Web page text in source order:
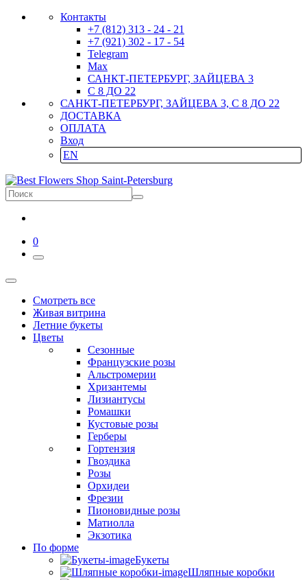
Контакты
+7 (812) 313 - 24 - 21
+7 (921) 302 - 17 - 54
Telegram
Max
САНКТ-ПЕТЕРБУРГ, ЗАЙЦЕВА 3
С 8 ДО 22
САНКТ-ПЕТЕРБУРГ, ЗАЙЦЕВА 3, С 8 ДО 22
ДОСТАВКА
ОПЛАТА
Вход
EN
0
Смотреть все
Живая витрина
Летние букеты
Цветы
Сезонные
Французские розы
Альстромерии
Хризантемы
Лизиантусы
Ромашки
Кустовые розы
Герберы
Гортензия
Гвоздика
Розы
Орхидеи
Фрезии
Пионовидные розы
Матиолла
Экзотика
По форме
Букеты
Шляпные коробки